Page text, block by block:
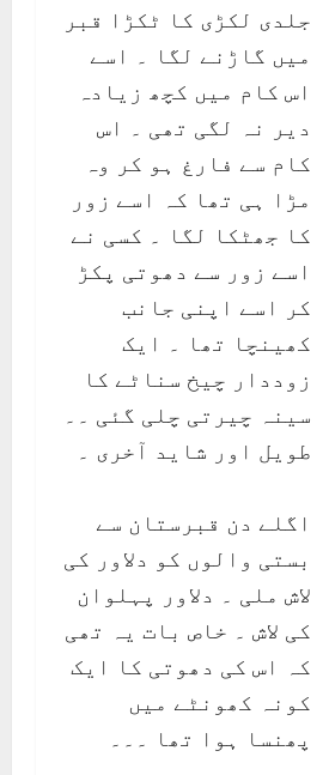
جلدی لکڑی کا ٹکڑا قبر
میں گاڑنے لگا ۔ اسے
اس کام میں کچھ زیادہ
دیر نہ لگی تھی ۔ اس
کام سے فارغ ہو کر وہ
مڑا ہی تھا کہ اسے زور
کا جھٹکا لگا ۔ کسی نے
اسے زور سے دھوتی پکڑ
کر اسے اپنی جانب
کھینچا تھا ۔ ایک
زوددار چیخ سناٹے کا
سینہ چیرتی چلی گئی ۔۔
طویل اور شاید آخری ۔
اگلے دن قبرستان سے
بستی والوں کو دلاور کی
لاش ملی ۔ دلاور پہلوان
کی لاش ۔ خاص بات یہ تھی
کہ اس کی دھوتی کا ایک
کونہ کھونٹے میں
پھنسا ہوا تھا ۔۔۔